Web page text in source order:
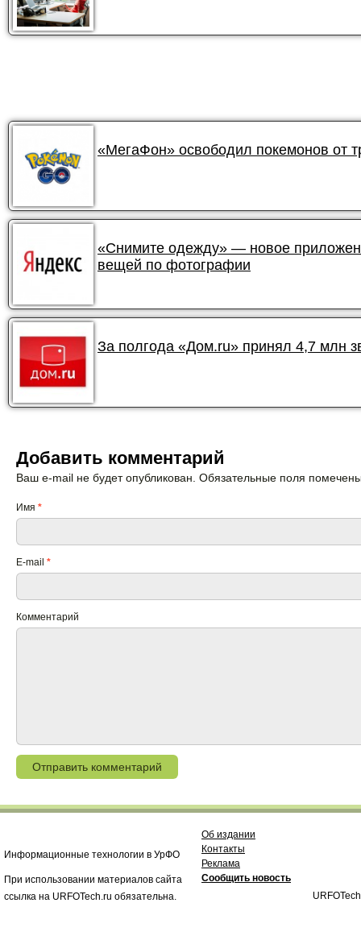
«МегаФон» освободил покемонов от
«Снимите одежду» — новое
вещей по фотографии
За полгода «Дом.ru» принял 4,7 млн
Добавить комментарий
Ваш e-mail не будет опубликован. Обязательные поля
Имя *
E-mail *
Комментарий
Информационные технологии в УрФО
При использовании материалов сайта
ссылка на URFOTech.ru обязательна.
Об издании
Контакты
Реклама
Сообщить новость